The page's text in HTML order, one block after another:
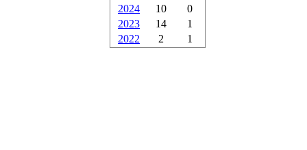
2024
10
0
2023
14
1
2022
2 1